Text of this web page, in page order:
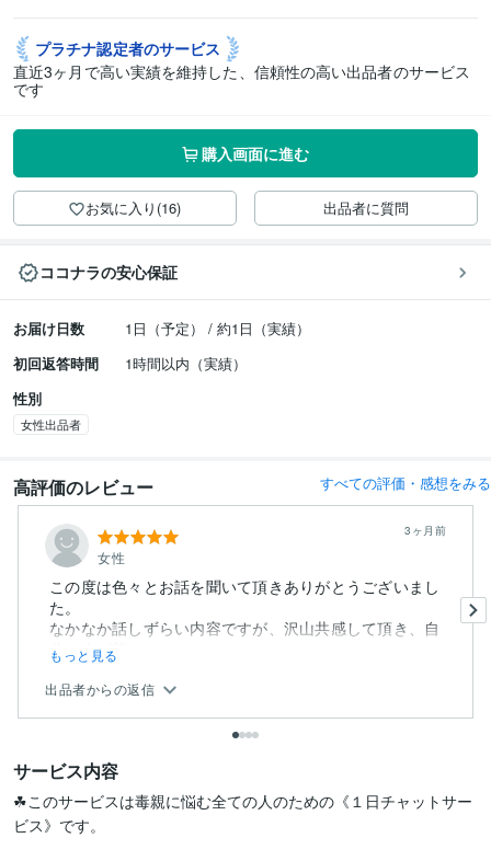
プラチナ認定者のサービス
直近3ヶ月で高い実績を維持した、信頼性の高い出品者のサービス
です
購入画面に進む
お気に入り(16) 出品者に質問
ココナラの安心保証
お届け日数
1日（予定） / 約1日（実績）
初回返答時間
1時間以内（実績）
性別
女性出品者
高評価のレビュー すべての評価・感想をみる
女性
3ヶ月前
この度は色々とお話を聞いて頂きありがとうございまし
た。
なかなか話しずらい内容ですが、沢山共感して頂き、自
分一人が苦しい...
もっと見る
出品者からの返信
サービス内容
☘このサービスは毒親に悩む全ての人のための《１日チャットサー
ビス》です。